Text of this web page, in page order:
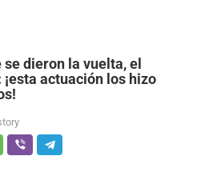
se dieron la vuelta, el
actuación los hizo